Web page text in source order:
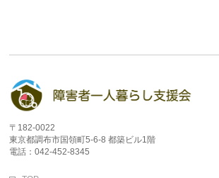
〒182-0022
東京都調布市国領町5-6-8 都築ビル1階
電話：042-452-8345